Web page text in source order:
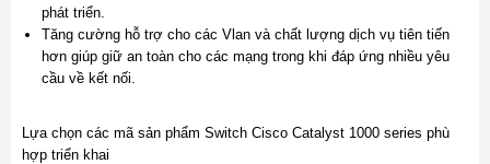
phát triển.
Tăng cường hỗ trợ cho các Vlan và chất lượng dịch vụ tiên tiến
hơn giúp giữ an toàn cho các mạng trong khi đáp ứng nhiều yêu
cầu về kết nối.
Lựa chọn các mã sản phẩm Switch Cisco Catalyst 1000 series phù
hợp triển khai